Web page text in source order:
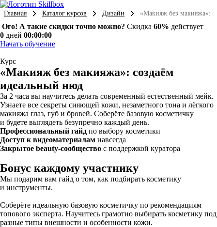
Главная Каталог курсов Дизайн «Макияж без макияжа»:
Ого! А такие скидки точно можно? Скидка 60% действует
0 дней 00:00:00
Начать обучение
Курс
«Макияж без макияжа»: создаём
идеальный нюд
За 2 часа вы научитесь делать современный естественный мейк.
Узнаете все секреты сияющей кожи, незаметного тона и лёгкого
макияжа глаз, губ и бровей. Соберёте базовую косметичку
и будете выглядеть безупречно каждый день.
Профессиональный гайд по выбору косметики
Доступ к видеоматериалам навсегда
Закрытое beauty-сообщество с поддержкой куратора
Бонус каждому участнику
Мы подарим вам гайд о том, как подбирать косметику
и инструменты.
Соберёте идеальную базовую косметичку по рекомендациям
топового эксперта. Научитесь грамотно выбирать косметику под
разные типы внешности и особенности кожи.